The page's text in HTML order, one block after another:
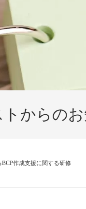
からの
作成支援に関する研修